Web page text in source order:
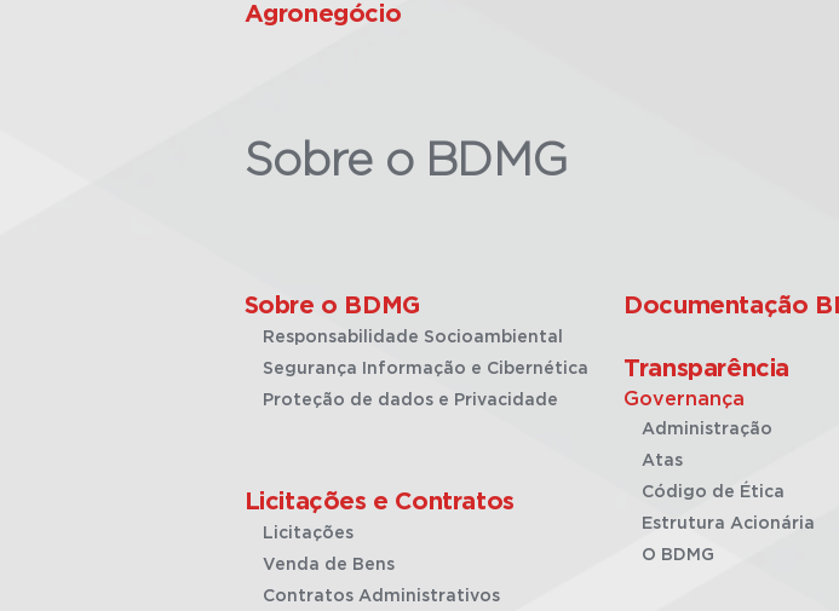
Agronegócio
Sobre o BDMG
Sobre o BDMG
Responsabilidade Socioambiental
Segurança Informação e Cibernética
Proteção de dados e Privacidade
Licitações e Contratos
Licitações
Venda de Bens
Contratos Administrativos
Documentação
Transparência
Governança
Administração
Atas
Código de Ética
Estrutura Acionária
O BDMG